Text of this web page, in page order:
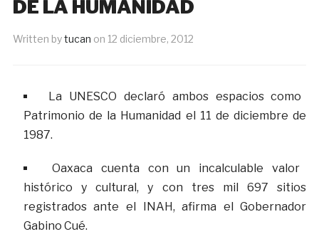
DE LA HUMANIDAD
Written bytucan on 12 diciembre, 2012
La UNESCO declaró ambos espacios como
Patrimonio de la Humanidad el 11 de diciembre de
1987.
Oaxaca cuenta con un incalculable valor
histórico y cultural, y con tres mil 697 sitios
registrados ante el INAH, afirma el Gobernador
Gabino Cué.